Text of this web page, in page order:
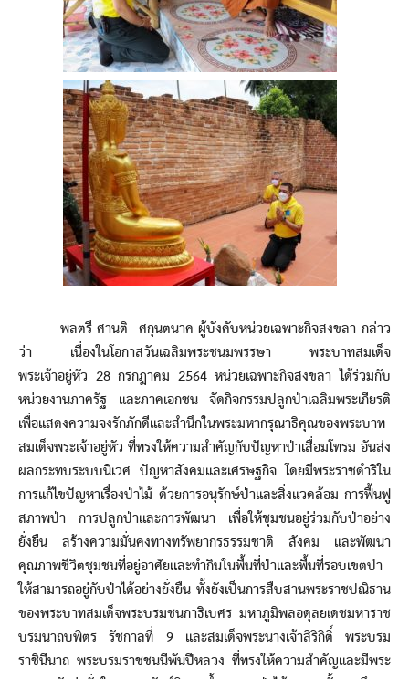
พลตรี ศานติ ศกุนตนาค ผู้บังคับหน่วยเฉพาะกิจสงขลา กล่าว
ว่า เนื่องในโอกาสวันเฉลิมพระชนมพรรษา พระบาทสมเด็จ
พระเจ้าอยู่หัว 28 กรกฎาคม 2564 หน่วยเฉพาะกิจสงขลา ได้ร่วมกับ
หน่วยงานภาครัฐ และภาคเอกชน จัดกิจกรรมปลูกป่าเฉลิมพระเกียรติ
เพื่อแสดงความจงรักภักดีและสำนึกในพระมหากรุณาธิคุณของพระบาท
สมเด็จพระเจ้าอยู่หัว ที่ทรงให้ความสำคัญกับปัญหาป่าเสื่อมโทรม อันส่ง
ผลกระทบระบบนิเวศ ปัญหาสังคมและเศรษฐกิจ โดยมีพระราชดำริใน
การแก้ไขปัญหาเรื่องป่าไม้ ด้วยการอนุรักษ์ป่าและสิ่งแวดล้อม การฟื้นฟู
สภาพป่า การปลูกป่าและการพัฒนา เพื่อให้ชุมชนอยู่ร่วมกับป่าอย่าง
ยั่งยืน สร้างความมั่นคงทางทรัพยากรธรรมชาติ สังคม และพัฒนา
คุณภาพชีวิตชุมชนที่อยู่อาศัยและทำกินในพื้นที่ป่าและพื้นที่รอบเขตป่า
ให้สามารถอยู่กับป่าได้อย่างยั่งยืน ทั้งยังเป็นการสืบสานพระราชปณิธาน
ของพระบาทสมเด็จพระบรมชนกาธิเบศร มหาภูมิพลอดุลยเดชมหาราช
บรมนาถบพิตร รัชกาลที่ 9 และสมเด็จพระนางเจ้าสิริกิติ์ พระบรม
ราชินีนาถ พระบรมราชชนนีพันปีหลวง ที่ทรงให้ความสำคัญและมีพระ